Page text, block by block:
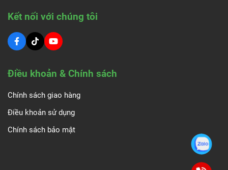
Kết nối với chúng tôi
Điều khoản & Chính sách
Chính sách giao hàng
Điều khoản sử dụng
Chính sách bảo mật